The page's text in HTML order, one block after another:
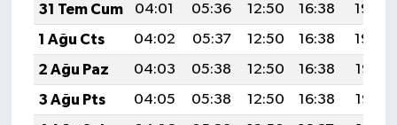
31 Tem Cum
04:01 05:36 12:50 16:38
19:54
1 Ağu Cts
04:02 05:37 12:50 16:38
19:54
2 Ağu Paz
04:03 05:38 12:50 16:38
19:53
3 Ağu Pts
04:05 05:38 12:50 16:38
19:52